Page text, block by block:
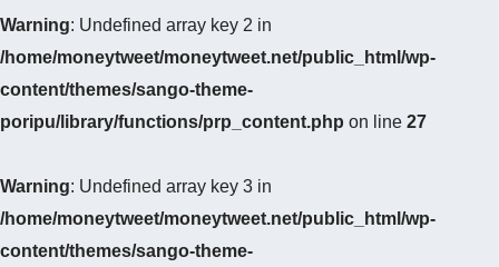
Warning: Undefined array key 2 in
/home/moneytweet/moneytweet.net/public_html/wp-
content/themes/sango-theme-
poripu/library/functions/prp_content.php on line 27
Warning: Undefined array key 3 in
/home/moneytweet/moneytweet.net/public_html/wp-
content/themes/sango-theme-